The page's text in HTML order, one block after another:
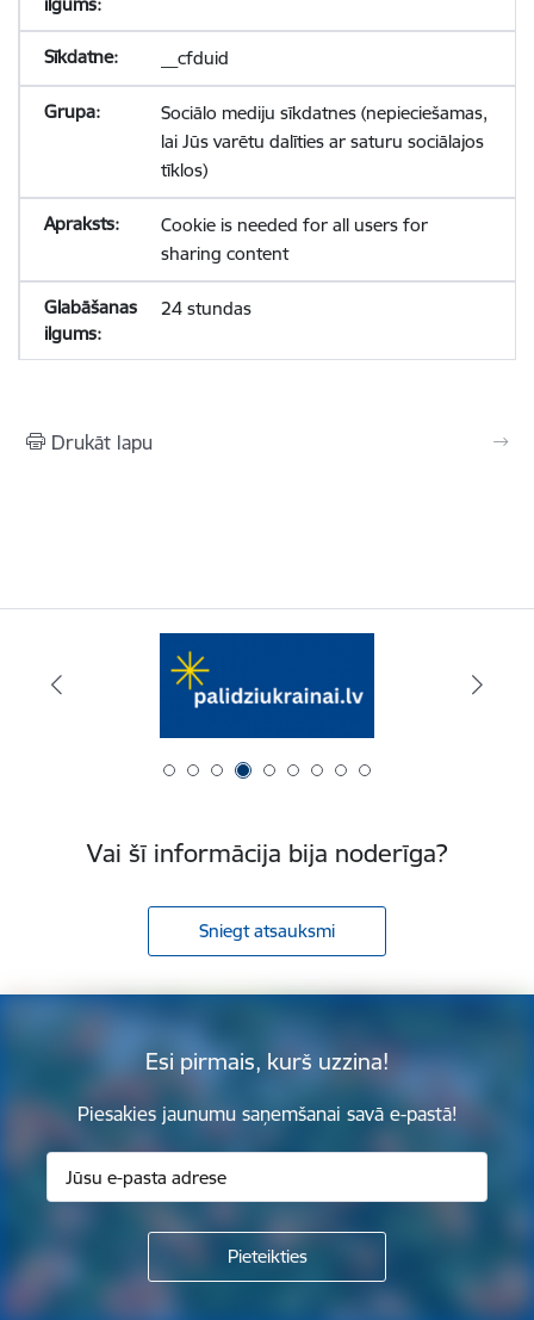
__cfduid
Sociālo mediju sīkdatnes (nepieciešamas,
lai Jūs varētu dalīties ar saturu sociālajos
tīklos)
Cookie is needed for all users for
sharing content
24 stundas
Drukāt lapu
Vai šī informācija bija noderīga?
Sniegt atsauksmi
Esi pirmais, kurš uzzina!
Piesakies jaunumu saņemšanai savā e-pastā!